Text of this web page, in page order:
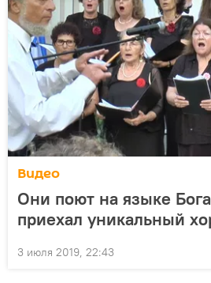
Видео
Они поют на языке
приехал уникальный
3 июля 2019, 22:43